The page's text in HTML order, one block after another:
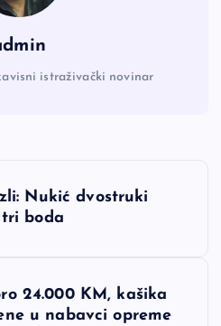
istraživački novinar
Nukić dvostruki
boda
24.000 KM, kašika
u nabavci opreme